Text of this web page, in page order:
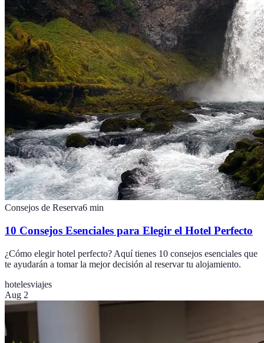
Consejos de Reserva6 min
10 Consejos Esenciales para Elegir el Hotel Perfecto
¿Cómo elegir hotel perfecto? Aquí tienes 10 consejos esenciales que
te ayudarán a tomar la mejor decisión al reservar tu alojamiento.
hotelesviajes
Aug 2